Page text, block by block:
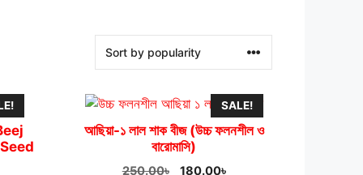
SALE!
আছিয়া-১ লাল শাক বীজ (উচ্চ ফলনশীল ও
বারোমাসি)
250.00৳
Original
180.00৳Current